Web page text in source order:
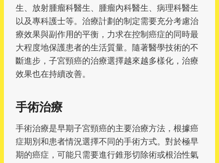
生、放射腫瘤科醫生、腫瘤內科醫生、病理科醫生
以及專科護士等。治療計劃的制定需要充分考慮治
療效果與副作用的平衡，力求在控制癌症的同時最
大程度地保護患者的生活質量。隨著醫學技術的不
斷進步，子宮頸癌的治療選擇越來越多樣化，治療
效果也在持續改善。
手術治療
手術治療是早期子宮頸癌的主要治療方法，根據癌
症期別和患者情況選擇不同的手術方式。對於極早
期的癌症，可能只需要進行錐形切除術或根治性氣